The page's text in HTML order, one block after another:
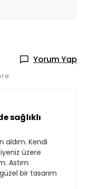
Yorum Yap
sağlıklı
aldım. Kendi
üzere
Astım
bir tasarım